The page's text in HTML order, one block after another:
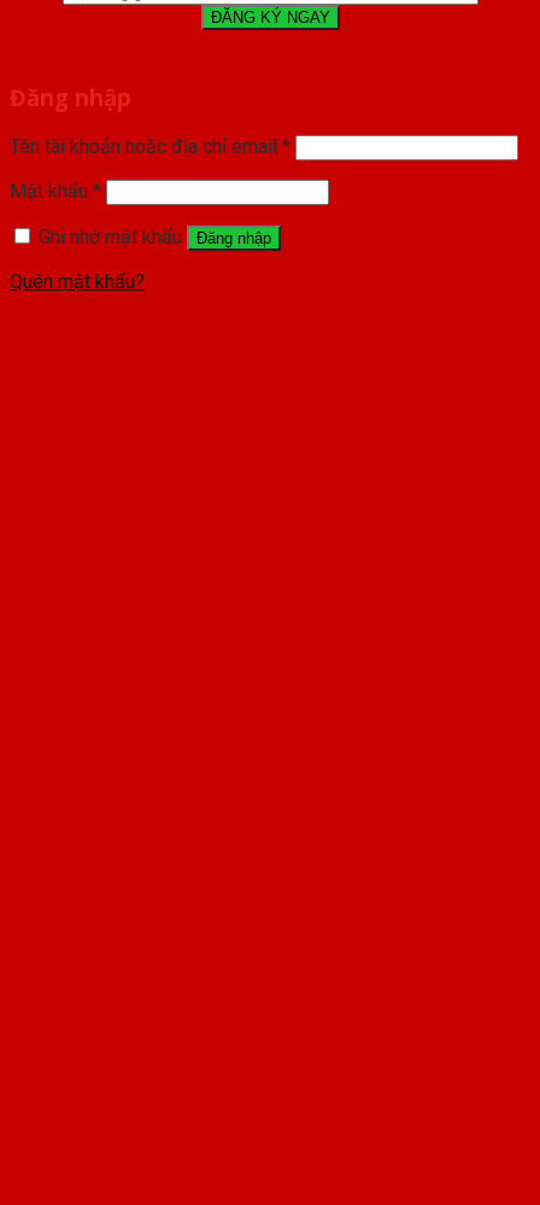
Đăng nhập
Tên tài khoản hoặc địa chỉ email *
Mật khẩu *
Ghi nhớ mật khẩu
Đăng nhập
Quên mật khẩu?